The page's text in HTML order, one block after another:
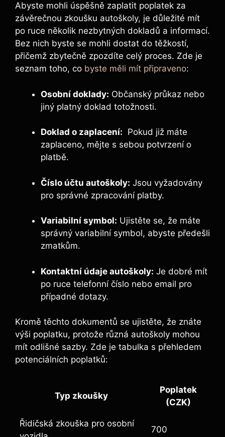
Abyste mohli úspěšně ⁣zaplatit poplatek za
závěrečnou zkoušku ⁣autoškoly, ⁤je důležité mít
po ‌ruce několik nezbytných dokladů⁤ a informací.
Bez nich byste se mohli‌ dostat do těžkostí,
přičemž zbytečně zpozdíte celý proces. Zde je
‌seznam toho, co byste měli mít připraveno:
Osobní doklady: Občanský průkaz nebo⁢
jiný platný doklad⁤ totožnosti.
Doklad⁣ o zaplacení: ​ Pokud již máte
zaplaceno, mějte ⁣s‍ sebou potvrzení o
⁣platbě.
Číslo účtu autoškoly: Jsou⁢ vyžadovány
pro správné ⁢zpracování platby.
Variabilní symbol: ⁣Ujistěte ⁢se, že máte
správný variabilní symbol,⁢ abyste předešli
zmatkům.
Kontaktní⁣ údaje autoškoly: Je dobré mít
⁤po ‍ruce telefonní ​číslo nebo ‌email pro
případné‍ dotazy.
Kromě těchto dokumentů se ujistěte, že znáte
výši poplatku,⁢ protože různá autoškoly⁣ mohou
mít odlišné sazby. Zde je​ tabulka s přehledem⁢
potenciálních poplatků:
Typ zkoušky
Poplatek‌
(CZK)
Řidičská zkouška pro osobní
700